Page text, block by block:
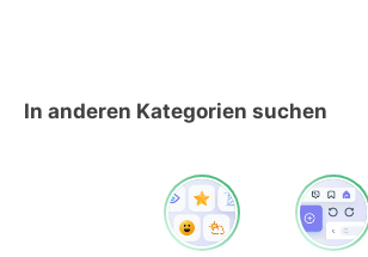
In anderen Kategorien suchen